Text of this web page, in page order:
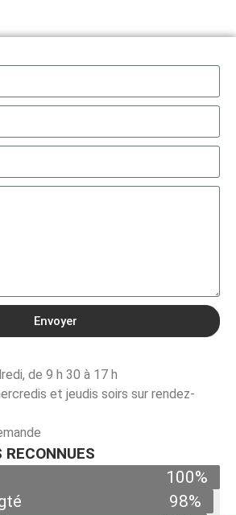
Envoyer
de 9 h 30 à 17 h
et jeudis soirs sur rendez-
100%
98%